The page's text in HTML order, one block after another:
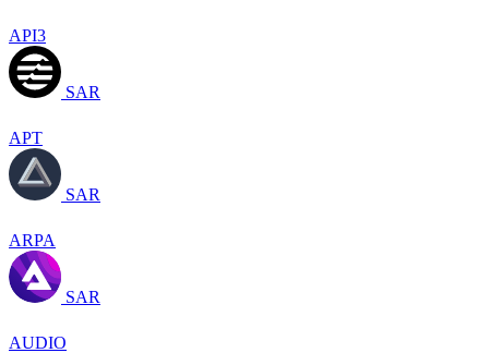
API3
SAR
APT
SAR
ARPA
SAR
AUDIO